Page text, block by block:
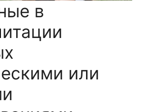
в
или